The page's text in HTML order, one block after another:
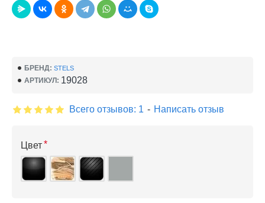
БРЕНД: STELS
АРТИКУЛ: 19028
Всего отзывов: 1 - Написать отзыв
Цвет